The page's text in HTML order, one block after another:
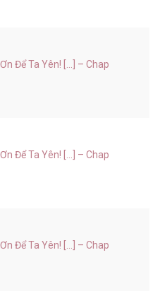
Để Ta Yên! [...] – Chap
Để Ta Yên! [...] – Chap
Để Ta Yên! [...] – Chap